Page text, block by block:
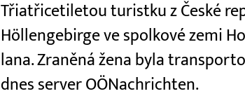
Třiatřicetiletou turistku z České
Höllengebirge ve spolkové zemi
lana. Zraněná žena byla
dnes server OÖNachrichten.